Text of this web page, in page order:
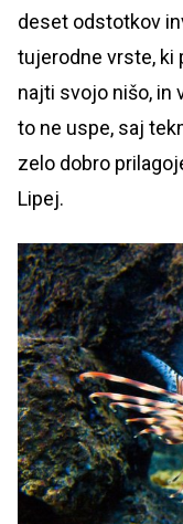
deset odstotkov
tujerodne vrste, ki
najti svojo nišo, in
to ne uspe, saj
zelo dobro
Lipej.